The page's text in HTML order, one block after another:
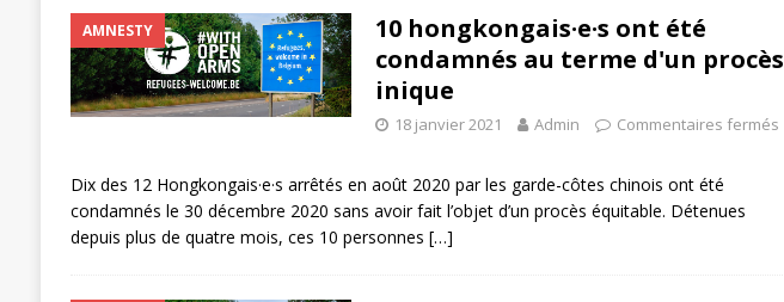
AMNESTY
10 hongkongais·e·s ont été
condamnés au terme d'un procès
inique
18 janvier 2021 Admin Commentaires fermés
Dix des 12 Hongkongais·e·s arrêtés en août 2020 par les garde-côtes chinois ont été
condamnés le 30 décembre 2020 sans avoir fait l’objet d’un procès équitable. Détenues
depuis plus de quatre mois, ces 10 personnes […]